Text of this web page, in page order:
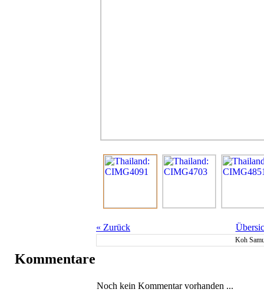
« Zurück
Koh
Kommentare
Noch kein Kommentar vorhanden ...